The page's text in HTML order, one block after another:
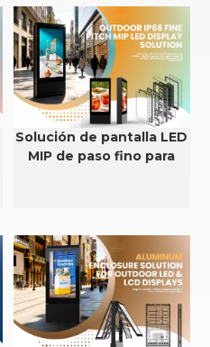
Solución de pantalla LED
MIP de paso fino para